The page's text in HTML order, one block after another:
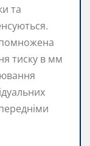
та
тиску в мм